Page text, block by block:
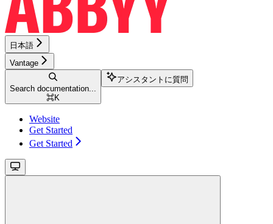
日本語
Vantage
Search documentation...
⌘K
アシスタントに質問
Website
Get Started
Get Started